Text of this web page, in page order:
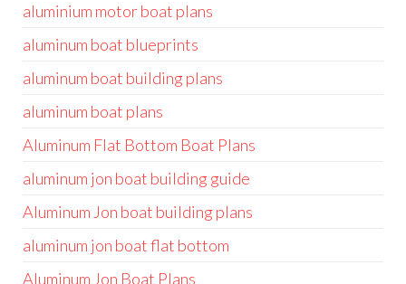
aluminium motor boat plans
aluminum boat blueprints
aluminum boat building plans
aluminum boat plans
Aluminum Flat Bottom Boat Plans
aluminum jon boat building guide
Aluminum Jon boat building plans
aluminum jon boat flat bottom
Aluminum Jon Boat Plans